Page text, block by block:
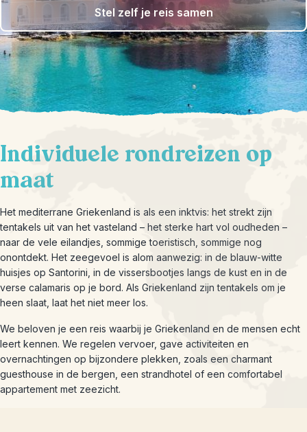
Stel zelf je reis samen
Individuele rondreizen op
maat
Het mediterrane Griekenland is als een inktvis: het strekt zijn
tentakels uit van het vasteland – het sterke hart vol oudheden –
naar de vele eilandjes, sommige toeristisch, sommige nog
onontdekt. Het zeegevoel is alom aanwezig: in de blauw-witte
huisjes op Santorini, in de vissersbootjes langs de kust en in de
verse calamaris op je bord. Als Griekenland zijn tentakels om je
heen slaat, laat het niet meer los.
We beloven je een reis waarbij je Griekenland en de mensen echt
leert kennen. We regelen vervoer, gave activiteiten en
overnachtingen op bijzondere plekken, zoals een charmant
guesthouse in de bergen, een strandhotel of een comfortabel
appartement met zeezicht.